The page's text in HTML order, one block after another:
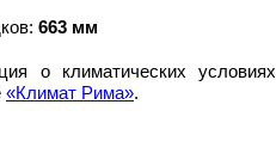
663 мм
о климатических условиях
«Климат Рима».